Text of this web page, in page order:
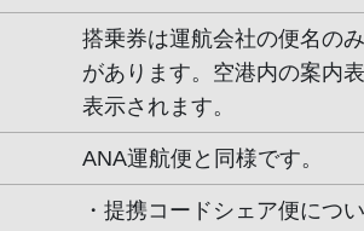
搭乗券は運航会社の便名の
があります。空港内の案内
表示されます。
ANA運航便と同様です。
・提携コードシェア便につ